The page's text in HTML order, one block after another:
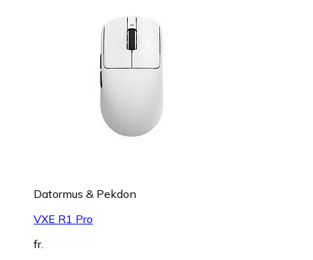
Datormus & Pekdon
VXE R1 Pro
fr.